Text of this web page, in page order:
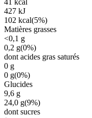
427 kJ
102 kcal(5%)
Matières grasses
<0,1 g
0,2 g(0%)
dont acides gras saturés
0 g
0 g(0%)
Glucides
9,6 g
24,0 g(9%)
dont sucres